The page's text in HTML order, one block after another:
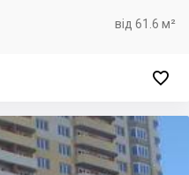
від 61.6 м²
